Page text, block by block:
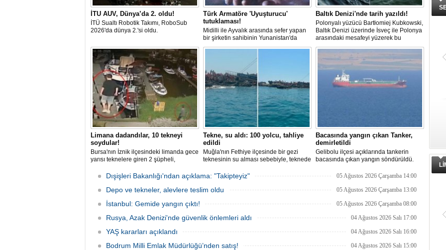
İTU AUV, Dünya’da 2. oldu!
İTÜ Sualtı Robotik Takımı, RoboSub
2026'da dünya 2.'si oldu.
Türk Armatöre 'Uyuşturucu'
tutuklaması!
Midilli ile Ayvalık arasında sefer yapan
bir şirketin sahibinin Yunanistan'da
tutuklandığı bildirildi.
Baltık Denizi'nde tarih yazıldı!
Polonyalı yüzücü Bartłomiej Kubkowski,
Baltık Denizi üzerinde İsveç ile Polonya
arasındaki mesafeyi yüzerek bu
başarının ilk örneği olarak tarihe geçti.
Limana dadandılar, 10 tekneyi
soydular!
Bursa'nın İznik ilçesindeki limanda gece
yarısı teknelere giren 2 şüpheli,
çaldı. Olay, güvenlik kameralarına
yansıdı, tekne sahiplerinin ihbarıyla
jandarma inceleme başlattı.
Tekne, su aldı: 100 yolcu, tahliye
edildi
Muğla'nın Fethiye ilçesinde bir gezi
teknesinin su alması sebebiyle, teknede
teknenin batmaması için bölgede
kurtarma çalışması başlatıldı.
Bacasında yangın çıkan Tanker,
demirletildi
Gelibolu ilçesi açıklarında tankerin
bacasında çıkan yangın söndürüldü.
Sahası'na demirletildi.
Dışişleri Bakanlığı'ndan açıklama: "Takipteyiz" 05 Ağustos 2026 Çarşamba 14:00
Depo ve tekneler, alevlere teslim oldu 05 Ağustos 2026 Çarşamba 13:00
İstanbul: Gemide yangın çıktı! 05 Ağustos 2026 Çarşamba 08:00
Rusya, Azak Denizi'nde güvenlik önlemleri aldı 04 Ağustos 2026 Salı 17:00
YAŞ kararları açıklandı 04 Ağustos 2026 Salı 16:00
Bodrum Milli Emlak Müdürlüğü’nden satış! 04 Ağustos 2026 Salı 15:00